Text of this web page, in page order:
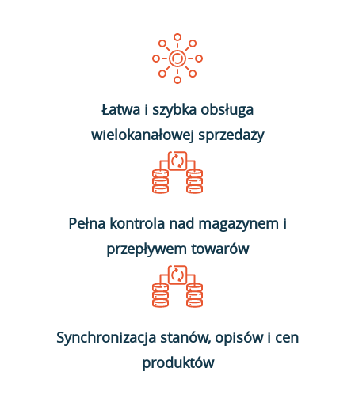
Łatwa i szybka obsługa
wielokanałowej sprzedaży
Pełna kontrola nad magazynem i
przepływem towarów
Synchronizacja stanów, opisów i cen
produktów